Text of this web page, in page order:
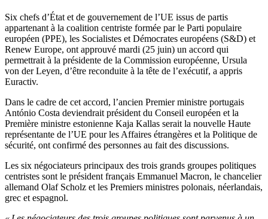
Six chefs d’État et de gouvernement de l’UE issus de partis
appartenant à la coalition centriste formée par le Parti populaire
européen (PPE), les Socialistes et Démocrates européens (S&D) et
Renew Europe, ont approuvé mardi (25 juin) un accord qui
permettrait à la présidente de la Commission européenne, Ursula
von der Leyen, d’être reconduite à la tête de l’exécutif, a appris
Euractiv.
Dans le cadre de cet accord, l’ancien Premier ministre portugais
António Costa deviendrait président du Conseil européen et la
Première ministre estonienne Kaja Kallas serait la nouvelle Haute
représentante de l’UE pour les Affaires étrangères et la Politique de
sécurité, ont confirmé des personnes au fait des discussions.
Les six négociateurs principaux des trois grands groupes politiques
centristes sont le président français Emmanuel Macron, le chancelier
allemand Olaf Scholz et les Premiers ministres polonais, néerlandais,
grec et espagnol.